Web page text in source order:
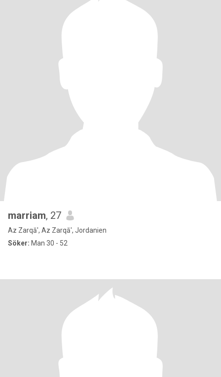
marriam, 27
Az Zarqā', Az Zarqā', Jordanien
Söker: Man 30 - 52